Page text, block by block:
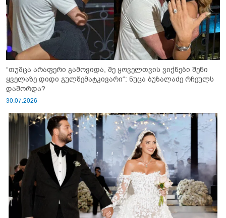
“თუმცა არაფერი გამოვიდა, მე ყოველთვის ვიქნები შენი
ყველაზე დიდი გულშემატკივარი“: ნუცა ბუზალაძე რჩეულს
დაშორდა?
30.07.2026